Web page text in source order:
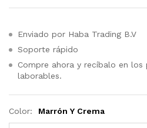
Enviado por Haba Trading B.V
Soporte rápido
Compre ahora y recíbalo en los
laborables.
Color: Marrón Y Crema